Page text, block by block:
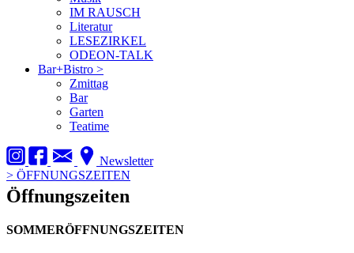
IM RAUSCH
Literatur
LESEZIRKEL
ODEON-TALK
Bar+Bistro >
Zmittag
Bar
Garten
Teatime
Newsletter
> ÖFFNUNGSZEITEN
Öffnungszeiten
SOMMERÖFFNUNGSZEITEN